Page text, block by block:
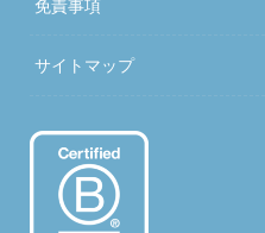
免責事項
サイトマップ